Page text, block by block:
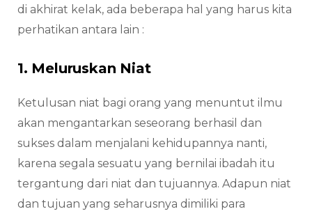
di akhirat kelak, ada beberapa hal yang harus kita
perhatikan antara lain :
1. Meluruskan Niat
Ketulusan niat bagi orang yang menuntut ilmu
akan mengantarkan seseorang berhasil dan
sukses dalam menjalani kehidupannya nanti,
karena segala sesuatu yang bernilai ibadah itu
tergantung dari niat dan tujuannya. Adapun niat
dan tujuan yang seharusnya dimiliki para